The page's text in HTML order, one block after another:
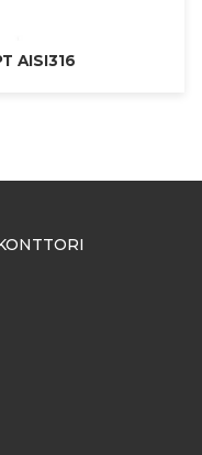
AISI316